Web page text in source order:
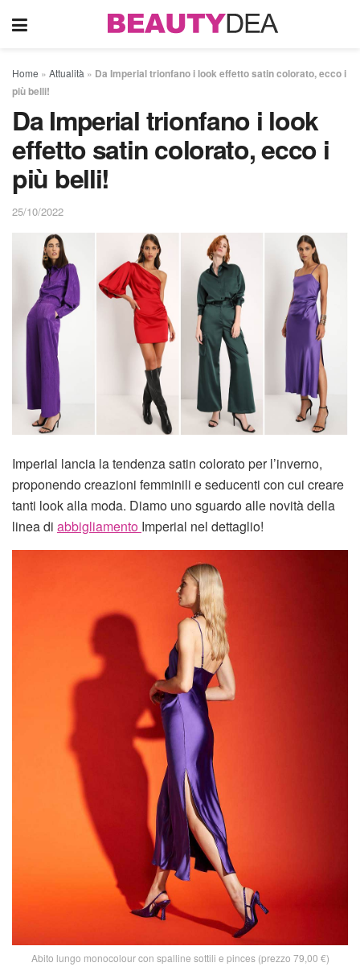
Home » Attualità » Da Imperial trionfano i look effetto satin colorato, ecco i
più belli!
Da Imperial trionfano i look
effetto satin colorato, ecco i
più belli!
25/10/2022
Imperial lancia la tendenza satin colorato per l’inverno,
proponendo creazioni femminili e seducenti con cui creare
tanti look alla moda. Diamo uno sguardo alle novità della
linea di abbigliamento Imperial nel dettaglio!
Abito lungo monocolour con spalline sottili e pinces (prezzo 79,00 €)